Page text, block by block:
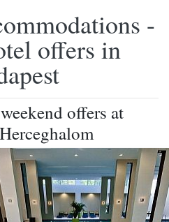
-
offers in
offers at